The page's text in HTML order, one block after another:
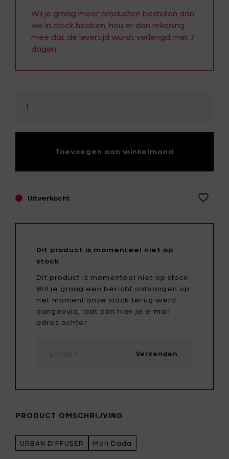
Wil je graag meer producten bestellen dan
we in stock hebben, hou er dan rekening
mee dat de levertijd wordt verlengd met 7
dagen.
hoeveelheid
Toevoegen aan winkelmand
Uitverkocht
Dit product is momenteel niet op
stock
Dit product is momenteel niet op stock
Wil je graag een bericht ontvangen op
het moment onze stock terug werd
aangevuld, laat dan hier je e-mail
adres achter.
Verzenden
PRODUCT OMSCHRIJVING
URBAN DIFFUSER Mon Dada